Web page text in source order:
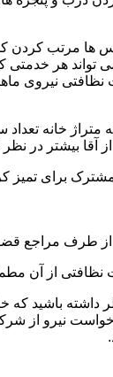
کردن
تواند هر
نیروی
خانه تعداد
بیشتر در
برای
از طرف مراجع
از آن
داشته باشید
نیرو از